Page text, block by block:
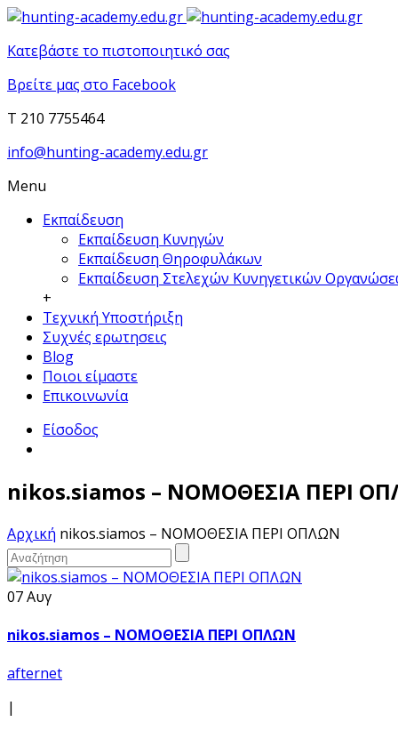
Κατεβάστε το πιστοποιητικό σας
Βρείτε μας στο Facebook
T 210 7755464
info@hunting-academy.edu.gr
Menu
Εκπαίδευση
Εκπαίδευση Κυνηγών
Εκπαίδευση Θηροφυλάκων
Εκπαίδευση Στελεχών Κυνηγετικών
+
Τεχνική Υποστήριξη
Συχνές ερωτησεις
Blog
Ποιοι είμαστε
Επικοινωνία
Είσοδος
nikos.siamos – ΝΟΜΟΘΕΣΙΑ ΠΕΡΙ
Αρχική nikos.siamos – ΝΟΜΟΘΕΣΙΑ ΠΕΡΙ ΟΠΛΩΝ
07 Αυγ
nikos.siamos – ΝΟΜΟΘΕΣΙΑ ΠΕΡΙ ΟΠΛΩΝ
afternet
|